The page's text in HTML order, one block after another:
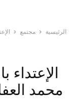
الرئيسية مجتمع
محمد